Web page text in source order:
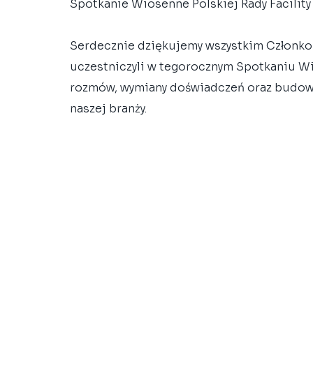
Spotkanie Wiosenne Polskiej Rady
Serdecznie dziękujemy wszystkim
uczestniczyli w tegorocznym Spotkaniu
rozmów, wymiany doświadczeń oraz
naszej branży.